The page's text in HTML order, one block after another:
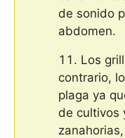
de sonido
abdomen.
Los
contrario,
plaga ya
de cultivos